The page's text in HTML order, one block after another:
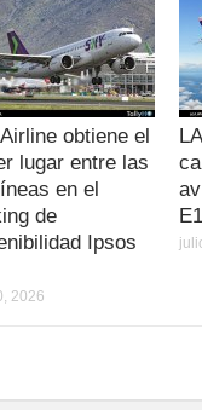
obtiene el
lugar entre las
en el
de
Ipsos
2026